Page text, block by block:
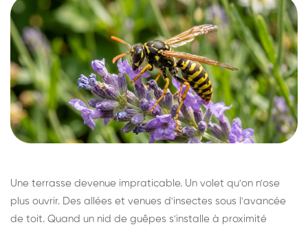
Une terrasse devenue impraticable. Un volet qu'on n'ose
plus ouvrir. Des allées et venues d'insectes sous l'avancée
de toit. Quand un nid de guêpes s'installe à proximité